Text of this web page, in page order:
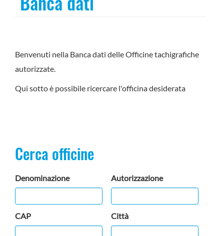
Benvenuti nella Banca dati delle Officine tachigrafiche
autorizzate.
Qui sotto è possibile ricercare l'officina desiderata
Cerca officine
Denominazione Autorizzazione
CAP Città